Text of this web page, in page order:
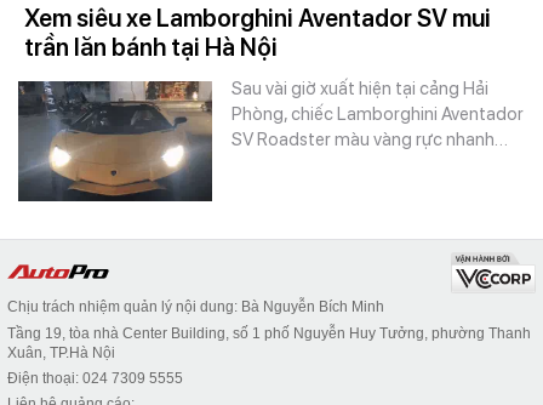
Xem siêu xe Lamborghini Aventador SV mui
trần lăn bánh tại Hà Nội
Sau vài giờ xuất hiện tại cảng Hải
Phòng, chiếc Lamborghini Aventador
SV Roadster màu vàng rực nhanh…
Chịu trách nhiệm quản lý nội dung: Bà Nguyễn Bích Minh
Tầng 19, tòa nhà Center Building, số 1 phố Nguyễn Huy Tưởng, phường Thanh
Xuân, TP.Hà Nội
Điện thoại: 024 7309 5555